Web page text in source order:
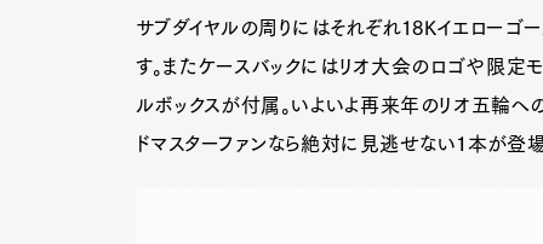
サブダイヤルの周りにはそれぞれ18Kイエローゴ
す。またケースバックにはリオ大会のロゴや限定
ルボックスが付属。いよいよ再来年のリオ五輪へ
ドマスターファンなら絶対に見逃せない１本が登